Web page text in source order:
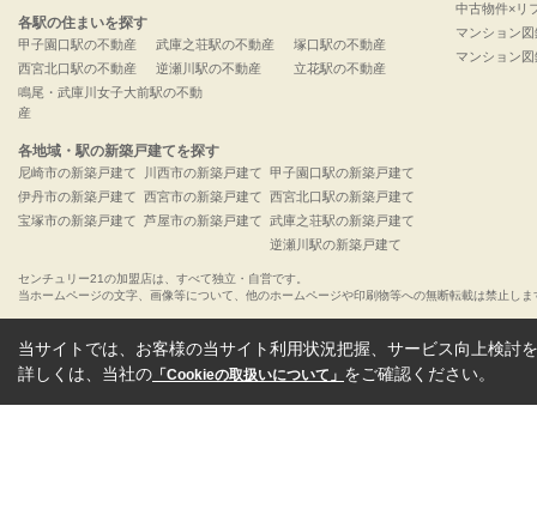
各駅の住まいを探す
甲子園口駅の不動産
西宮北口駅の不動産
武庫之荘駅の不動産
逆瀬川駅の不動産
塚口駅の不動産
立花駅の不動産
鳴尾・武庫川女子大前駅の不動
産
各地域・駅の新築戸建てを探す
尼崎市の新築戸建て
伊丹市の新築戸建て
宝塚市の新築戸建て
川西市の新築戸建て
西宮市の新築戸建て
芦屋市の新築戸建て
甲子園口駅の新築戸建て
西宮北口駅の新築戸建て
武庫之荘駅の新築戸建て
逆瀬川駅の新築戸建て
中古物件×リ
マンション
マンション
センチュリー21の加盟店は、すべて独立・自営です。
当ホームページの文字、画像等について、他のホームページや印刷物等への無断転載は禁止しま
当サイトでは、お客様の当サイト利用状況把握、サービス向上検討
詳しくは、当社の 「Cookieの取扱いについて」 をご確認ください。